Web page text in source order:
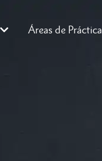
Áreas de Práctica